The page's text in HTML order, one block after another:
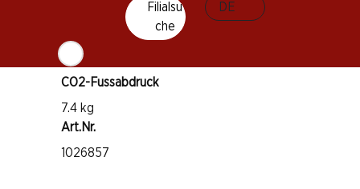
Filialsu
che
DE
Trinktemperatur
10–12 °C
CO2-Fussabdruck
7.4 kg
Art.Nr.
1026857